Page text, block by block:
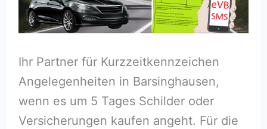
Ihr Partner für Kurzzeitkennzeichen
Angelegenheiten in Barsinghausen,
wenn es um 5 Tages Schilder oder
Versicherungen kaufen angeht. Für die